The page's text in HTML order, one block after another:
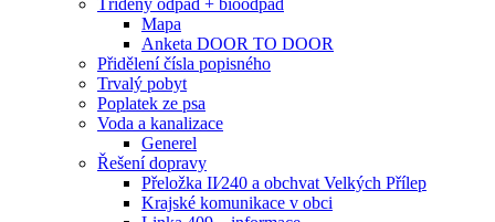
Tříděný odpad + bioodpad
Mapa
Anketa DOOR TO DOOR
Přidělení čísla popisného
Trvalý pobyt
Poplatek ze psa
Voda a kanalizace
Generel
Řešení dopravy
Přeložka II⁄240 a obchvat Velkých Přílep
Krajské komunikace v obci